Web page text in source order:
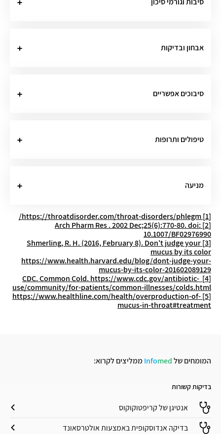
אבחון ובדיקות
סיבוכים אפשריים
טיפולים ותרופות
מניעה
[1]
https://throatdisorder.com/throat-disorders/phlegm/
[2]
Arch Pharm Res . 2002 Dec;25(6):770-80. doi:
10.1007/BF02976990
[3]
Shmerling, R. H. (2016, February 8). Don't judge your
mucus by its color
https://www.health.harvard.edu/blog/dont-judge-your-
mucus-by-its-color-201602089129
[4]
https://www.cdc.gov/antibiotic-
use/community/for-patients/common-illnesses/colds.html
[5]
https://www.healthline.com/health/overproduction-of-
mucus-in-throat#treatment
המומחים של Infomed ממליצים לקרוא:
בדיקות קשורות
אנטיגן של קריפטוקוקוס
בדיקה אנדוסקופית באמצעות אולטרסאונד